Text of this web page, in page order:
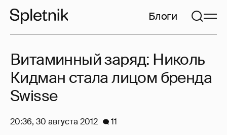
Блоги
Витаминный заряд: Николь
Кидман стала лицом бренда
Swisse
20:36, 30 августа 2012 11